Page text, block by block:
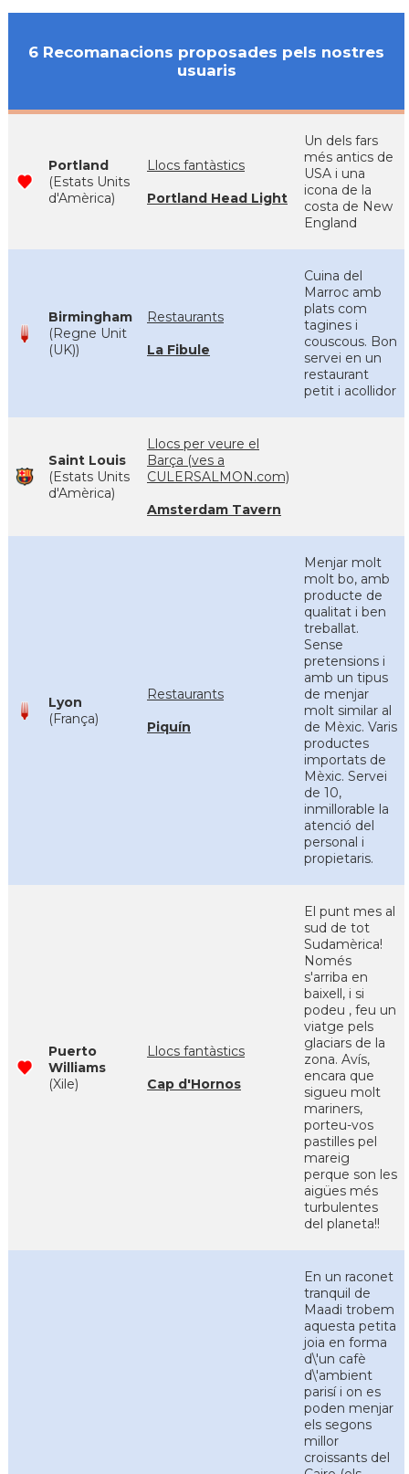
6 Recomanacions proposades pels nostres
usuaris
Portland
(Estats Units
d'Amèrica)
Llocs fantàstics
Portland Head Light
Un dels fars
més antics de
USA i una
icona de la
costa de New
England
Birmingham
(Regne Unit
(UK))
Restaurants
La Fibule
Cuina del
Marroc amb
plats com
tagines i
couscous. Bon
servei en un
restaurant
petit i acollidor
Saint Louis
(Estats Units
d'Amèrica)
Llocs per veure el
Barça (ves a
CULERSALMON.com)
Amsterdam Tavern
Lyon
(França)
Restaurants
Piquín
Menjar molt
molt bo, amb
producte de
qualitat i ben
treballat.
Sense
pretensions i
amb un tipus
de menjar
molt similar al
de Mèxic. Varis
productes
importats de
Mèxic. Servei
de 10,
inmillorable la
atenció del
personal i
propietaris.
Puerto
Williams
(Xile)
Llocs fantàstics
Cap d'Hornos
El punt mes al
sud de tot
Sudamèrica!
Només
s'arriba en
baixell, i si
podeu , feu un
viatge pels
glaciars de la
zona. Avís,
encara que
sigueu molt
mariners,
porteu-vos
pastilles pel
mareig
perque son les
aigües més
turbulentes
del planeta!!
En un raconet
tranquil de
Maadi trobem
aquesta petita
joia en forma
d\'un cafè
d\'ambient
parisí i on es
poden menjar
els segons
millor
croissants del